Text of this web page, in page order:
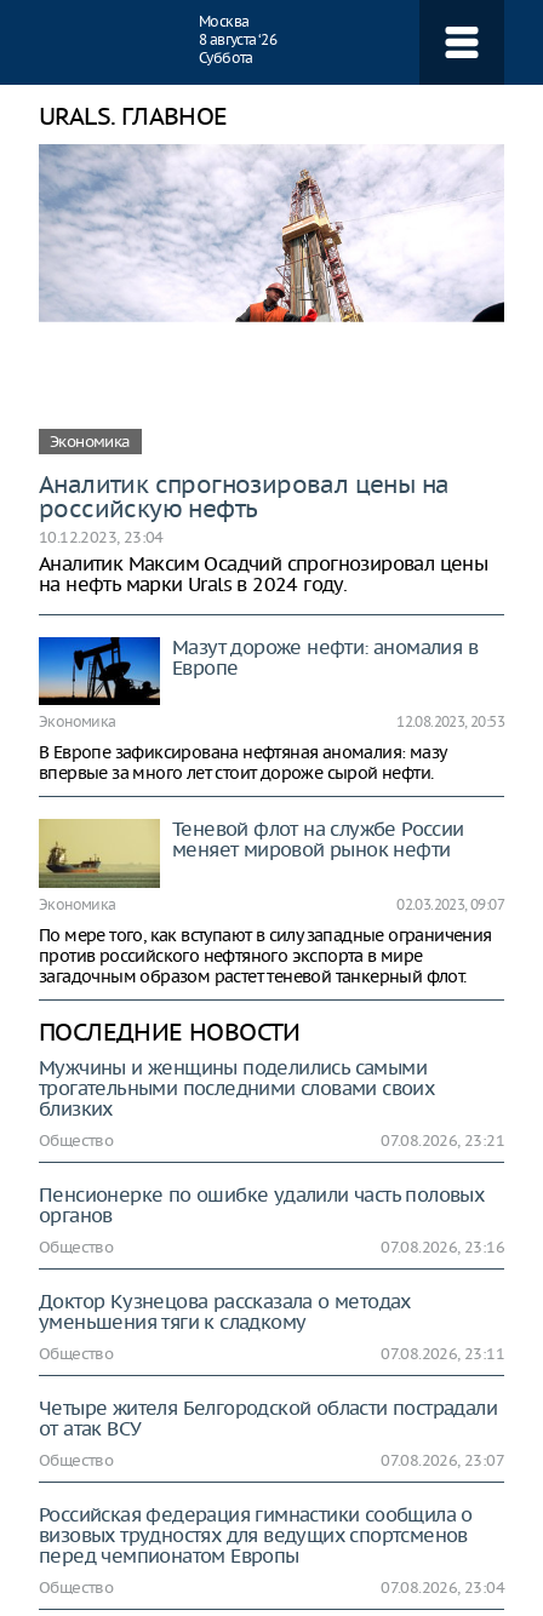
Москва
8 августа ‘26
Суббота
URALS. ГЛАВНОЕ
Экономика
Аналитик спрогнозировал цены на
российскую нефть
10.12.2023, 23:04
Аналитик Максим Осадчий спрогнозировал цены
на нефть марки Urals в 2024 году.
Мазут дороже нефти: аномалия в
Европе
Экономика 12.08.2023, 20:53
В Европе зафиксирована нефтяная аномалия: мазу
впервые за много лет стоит дороже сырой нефти.
Теневой флот на службе России
меняет мировой рынок нефти
Экономика 02.03.2023, 09:07
По мере того, как вступают в силу западные ограничения
против российского нефтяного экспорта в мире
загадочным образом растет теневой танкерный флот.
ПОСЛЕДНИЕ НОВОСТИ
Мужчины и женщины поделились самыми
трогательными последними словами своих
близких
Общество 07.08.2026, 23:21
Пенсионерке по ошибке удалили часть половых
органов
Общество 07.08.2026, 23:16
Доктор Кузнецова рассказала о методах
уменьшения тяги к сладкому
Общество 07.08.2026, 23:11
Четыре жителя Белгородской области пострадали
от атак ВСУ
Общество 07.08.2026, 23:07
Российская федерация гимнастики сообщила о
визовых трудностях для ведущих спортсменов
перед чемпионатом Европы
Общество 07.08.2026, 23:04